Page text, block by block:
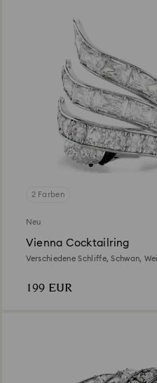
2 Farben
Neu
Vienna Cocktailring
Verschiedene Schliffe, Schwan,
199 EUR